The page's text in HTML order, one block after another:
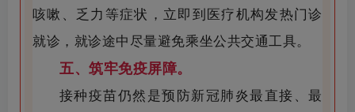
咳嗽、乏力等症状，立即到医疗机构发热门诊
就诊，就诊途中尽量避免乘坐公共交通工具。
五、筑牢免疫屏障。
接种疫苗仍然是预防新冠肺炎最直接、最